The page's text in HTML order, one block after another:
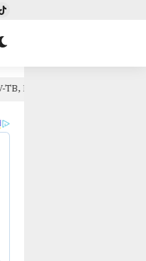
Tengah Gelar Pelatihan Tenaga